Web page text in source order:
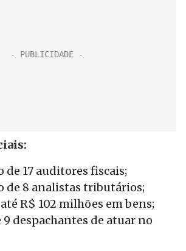
17 auditores fiscais;
de 8 analistas tributários;
R$ 102 milhões em bens;
despachantes de atuar no